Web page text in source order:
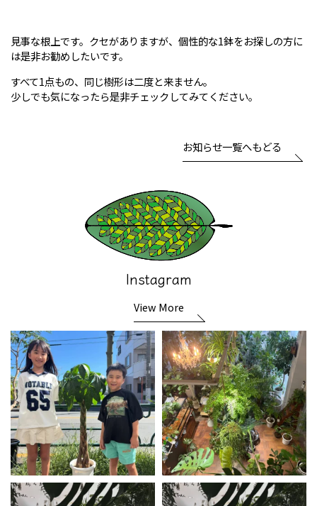
見事な根上です。クセがありますが、個性的な1鉢をお探しの方に
は是非お勧めしたいです。
すべて1点もの、同じ樹形は二度と来ません。
少しでも気になったら是非チェックしてみてください。
お知らせ一覧へもどる
Instagram
View More